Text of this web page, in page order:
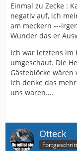
Einmal zu Zecke :
negativ auf, ich
am meckern ---
Wunder das er
Ich war letztens
umgeschaut. Die
Gästeblöcke
ich denke das
uns waren....
Otteck